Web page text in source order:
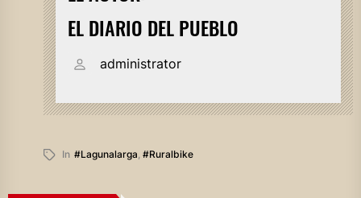
EL DIARIO DEL PUEBLO
administrator
In #lagunalarga, #ruralbike